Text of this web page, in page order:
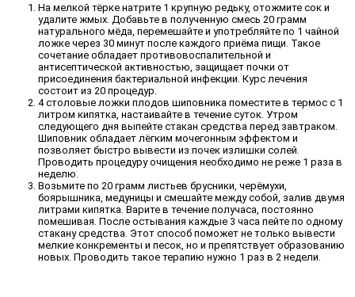
На мелкой тёрке натрите 1 крупную редьку, отожмите сок и
удалите жмых. Добавьте в полученную смесь 20 грамм
натурального мёда, перемешайте и употребляйте по 1 чайной
ложке через 30 минут после каждого приёма пищи. Такое
сочетание обладает противовоспалительной и
антисептической активностью, защищает почки от
присоединения бактериальной инфекции. Курс лечения
состоит из 20 процедур.
4 столовые ложки плодов шиповника поместите в термос с 1
литром кипятка, настаивайте в течение суток. Утром
следующего дня выпейте стакан средства перед завтраком.
Шиповник обладает лёгким мочегонным эффектом и
позволяет быстро вывести из почек излишки солей.
Проводить процедуру очищения необходимо не реже 1 раза в
неделю.
Возьмите по 20 грамм листьев брусники, черёмухи,
боярышника, медуницы и смешайте между собой, залив двумя
литрами кипятка. Варите в течение получаса, постоянно
помешивая. После остывания каждые 3 часа пейте по одному
стакану средства. Этот способ поможет не только вывести
мелкие конкременты и песок, но и препятствует образованию
новых. Проводить такое терапию нужно 1 раз в 2 недели.